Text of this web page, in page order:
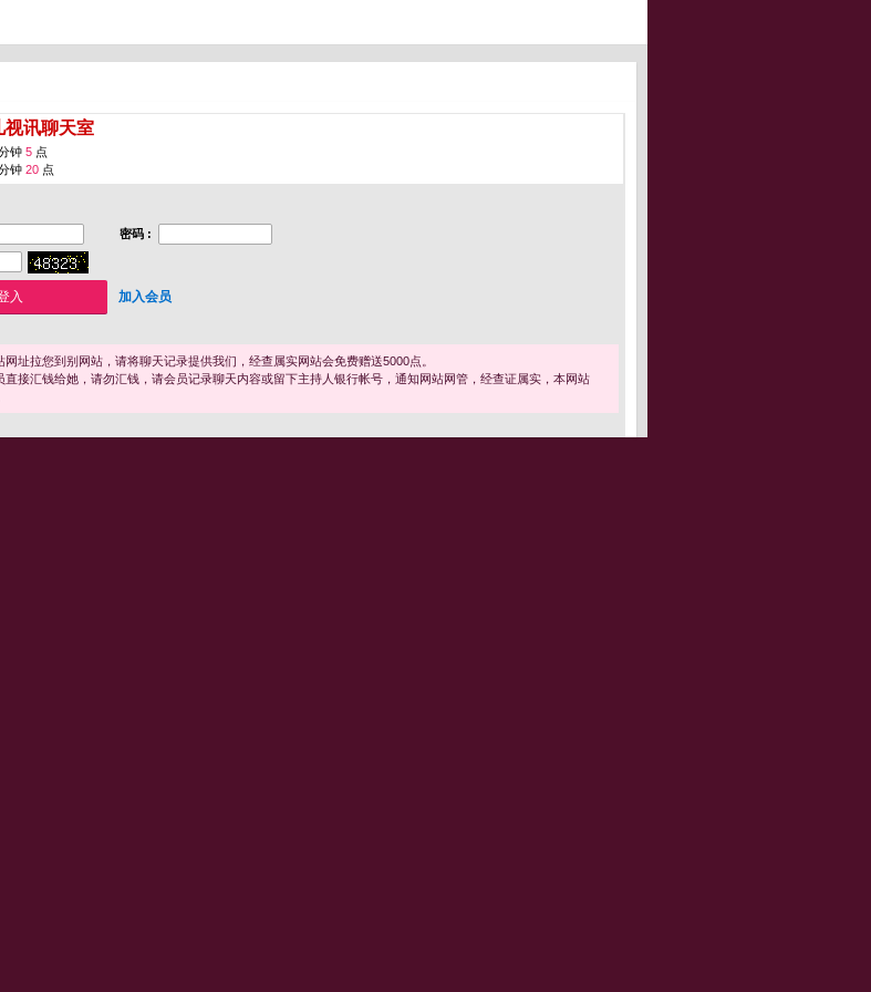
视讯聊天室
钟 5 点
钟 20 点
密码 :
加入会员
址拉您到别网站，请将聊天记录提供我们，经查属实网站会免费赠送5000点。
直接汇钱给她，请勿汇钱，请会员记录聊天内容或留下主持人银行帐号，通知网站网管，经查证属实，本网站